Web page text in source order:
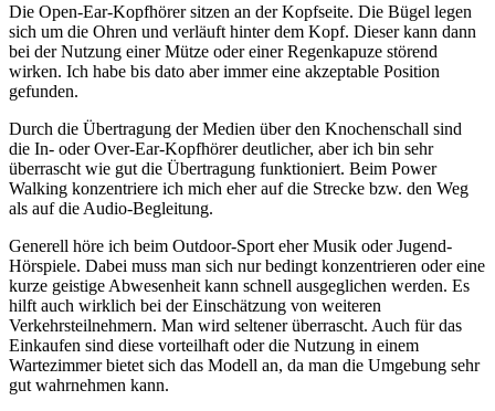
Die Open-Ear-Kopfhörer sitzen an der Kopfseite. Die Bügel legen
sich um die Ohren und verläuft hinter dem Kopf. Dieser kann dann
bei der Nutzung einer Mütze oder einer Regenkapuze störend
wirken. Ich habe bis dato aber immer eine akzeptable Position
gefunden.
Durch die Übertragung der Medien über den Knochenschall sind
die In- oder Over-Ear-Kopfhörer deutlicher, aber ich bin sehr
überrascht wie gut die Übertragung funktioniert. Beim Power
Walking konzentriere ich mich eher auf die Strecke bzw. den Weg
als auf die Audio-Begleitung.
Generell höre ich beim Outdoor-Sport eher Musik oder Jugend-
Hörspiele. Dabei muss man sich nur bedingt konzentrieren oder eine
kurze geistige Abwesenheit kann schnell ausgeglichen werden. Es
hilft auch wirklich bei der Einschätzung von weiteren
Verkehrsteilnehmern. Man wird seltener überrascht. Auch für das
Einkaufen sind diese vorteilhaft oder die Nutzung in einem
Wartezimmer bietet sich das Modell an, da man die Umgebung sehr
gut wahrnehmen kann.